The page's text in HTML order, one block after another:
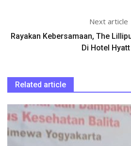
Next article
Rayakan Kebersamaan, The
Di Hotel Hyatt
Related article